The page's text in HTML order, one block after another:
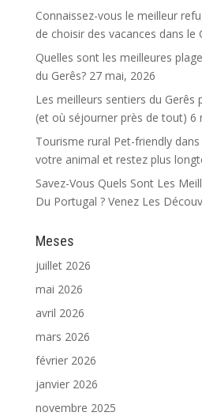
Connaissez-vous le meilleur
de choisir des vacances dans le
Quelles sont les meilleures
du Gerês? 27 mai, 2026
Les meilleurs sentiers du Gerês
(et où séjourner près de tout) 6
Tourisme rural Pet-friendly
votre animal et restez plus
Savez-Vous Quels Sont Les
Du Portugal ? Venez Les
Meses
juillet 2026
mai 2026
avril 2026
mars 2026
février 2026
janvier 2026
novembre 2025